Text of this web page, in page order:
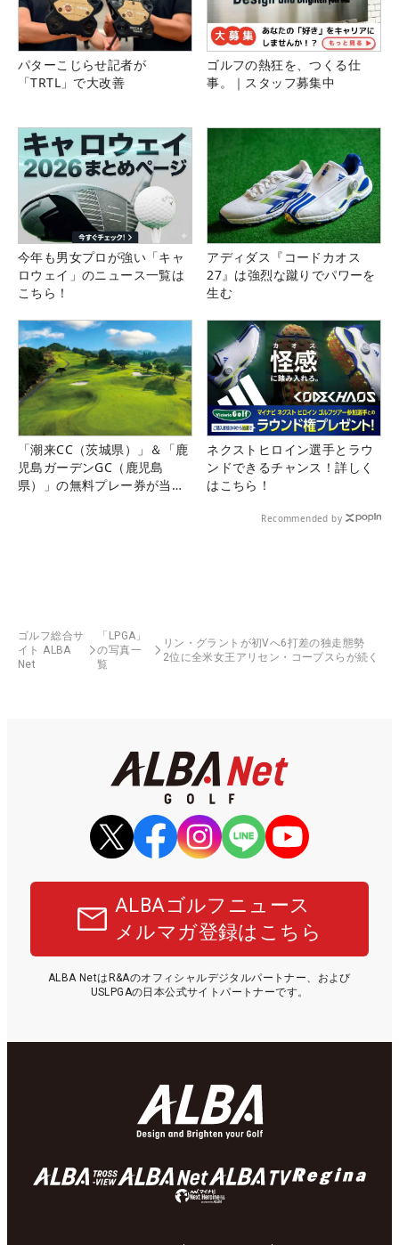
パターこじらせ記者が
「TRTL」で大改善
ゴルフの熱狂を、つくる仕
事。｜スタッフ募集中
今年も男女プロが強い「キャ
ロウェイ」のニュース一覧は
こちら！
アディダス『コードカオス
27』は強烈な蹴りでパワーを
生む
「潮来CC（茨城県）」＆「鹿
児島ガーデンGC（鹿児島
県）」の無料プレー券が当た
ネクストヒロイン選手とラウ
ンドできるチャンス！詳しく
はこちら！
Recommended by
ゴルフ総合サ
イト ALBA
Net
「LPGA」
の写真一
覧
リン・グラントが初Vへ6打差の独走態勢
2位に全米女王アリセン・コープスらが続く
ALBAゴルフニュース
メルマガ登録はこちら
ALBA NetはR&Aのオフィシャルデジタルパートナー、および
USLPGAの日本公式サイトパートナーです。